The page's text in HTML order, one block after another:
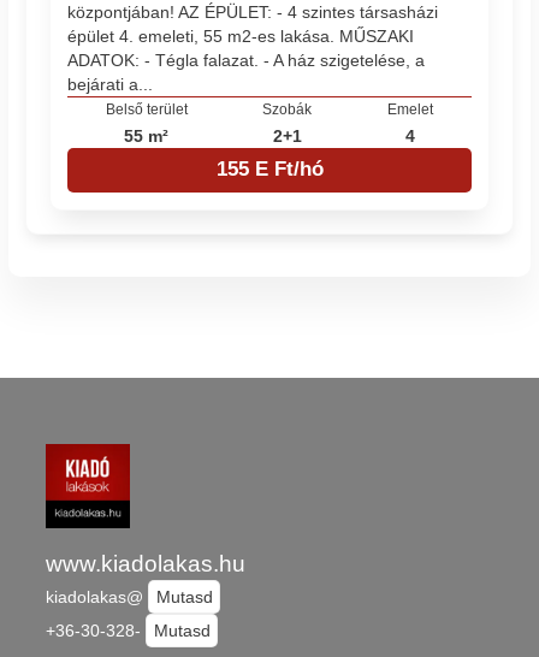
központjában! AZ ÉPÜLET: - 4 szintes társasházi
épület 4. emeleti, 55 m2-es lakása. MŰSZAKI
ADATOK: - Tégla falazat. - A ház szigetelése, a
bejárati a...
Belső terület
55 m²
Szobák
2+1
Emelet
4
155 E Ft/hó
www.kiadolakas.hu
kiadolakas@
Mutasd
+36-30-328-
Mutasd